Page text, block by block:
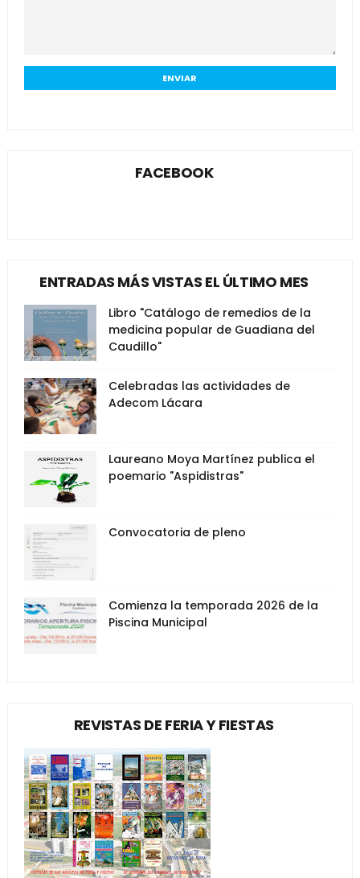
FACEBOOK
ENTRADAS MÁS VISTAS EL ÚLTIMO MES
Libro "Catálogo de remedios de la
medicina popular de Guadiana del
Caudillo"
Celebradas las actividades de
Adecom Lácara
Laureano Moya Martínez publica el
poemario "Aspidistras"
Convocatoria de pleno
Comienza la temporada 2026 de la
Piscina Municipal
REVISTAS DE FERIA Y FIESTAS